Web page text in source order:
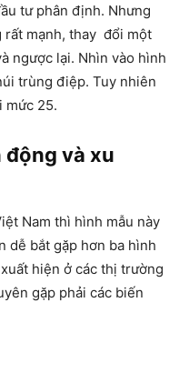
tư phân định. Nhưng
rất mạnh, thay đổi một
ngược lại. Nhìn vào hình
trùng điệp. Tuy nhiên
mức 25.
động và xu
Nam thì hình mẫu này
dễ bắt gặp hơn ba hình
hiện ở các thị trường
gặp phải các biến